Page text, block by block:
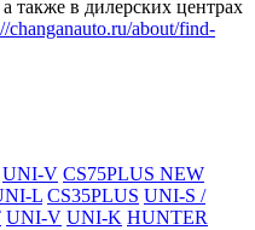
также в дилерских центрах
changanauto.ru/about/find-
UNI-V CS75PLUS NEW
L CS35PLUS UNI-S /
UNI-V UNI-K HUNTER